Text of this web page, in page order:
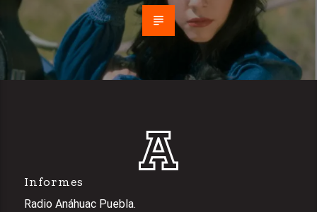
Informes
Radio Anáhuac Puebla.